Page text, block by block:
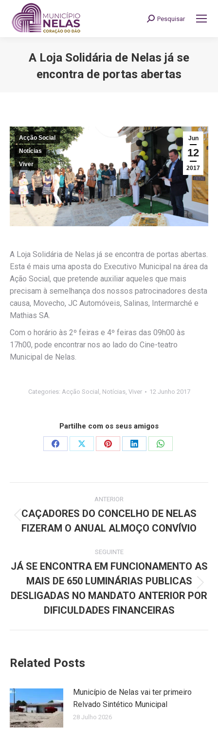
Search:
Pesquisar
A Loja Solidária de Nelas já se
encontra de portas abertas
Jun
12
2017
Acção Social
Notícias
Viver
A Loja Solidária de Nelas já se encontra de portas abertas.
Esta é mais uma aposta do Executivo Municipal na área da
Ação Social, que pretende auxiliar aqueles que mais
precisam à semelhança dos nossos patrocinadores desta
causa, Movecho, JC Automóveis, Salinas, Intermarché e
Mathias SA.
Com o horário às 2º feiras e 4º feiras das 09h00 às
17h00, pode encontrar nos ao lado do Cine-teatro
Municipal de Nelas.
Categories: Acção Social Notícias, Viver 12 Junho 2017
Partilhe com os seus amigos
Share
Share
Share
Share
Share
navigation
ANTERIOR
post:
CAÇADORES DO CONCELHO DE NELAS
FIZERAM O ANUAL ALMOÇO CONVÍVIO
SEGUINTE
post:
JÁ SE ENCONTRA EM FUNCIONAMENTO AS
MAIS DE 650 LUMINÁRIAS PUBLICAS
DESLIGADAS NO MANDATO ANTERIOR POR
DIFICULDADES FINANCEIRAS
Related Posts
Município de Nelas vai ter primeiro
Relvado Sintético Municipal
28 Julho 2026